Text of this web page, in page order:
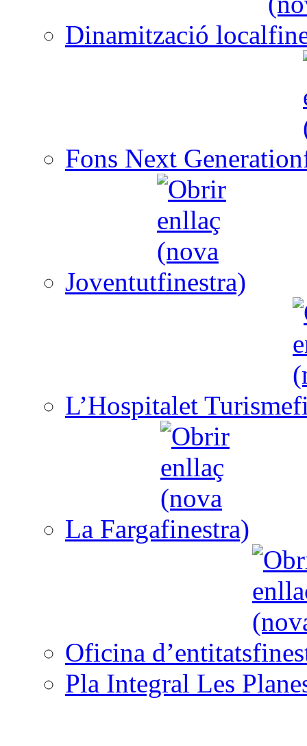
Dinamització local
Fons Next Generation
Joventut
L’Hospitalet Turisme
La Farga
Oficina d’entitats
Pla Integral Les